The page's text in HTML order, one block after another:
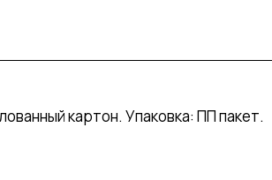
картон. Упаковка: ПП пакет.